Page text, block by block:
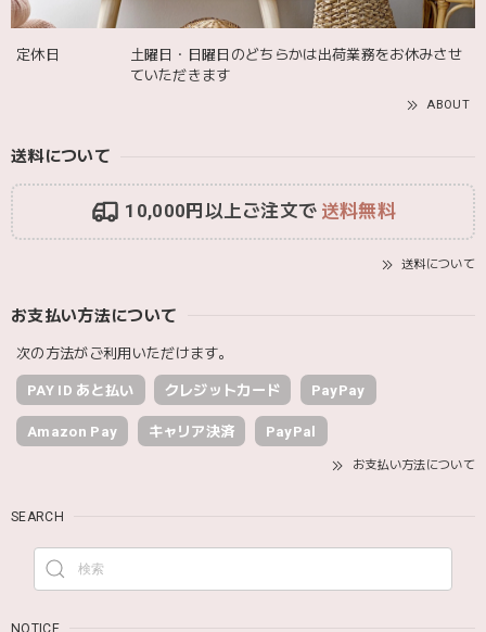
定休日
土曜日・日曜日のどちらかは出荷業務をお休みさせ
ていただきます
ABOUT
送料について
10,000円以上ご注文で 送料無料
送料について
お支払い方法について
次の方法がご利用いただけます。
PAY ID あと払い クレジットカード PayPay
Amazon Pay キャリア決済 PayPal
お支払い方法について
SEARCH
NOTICE